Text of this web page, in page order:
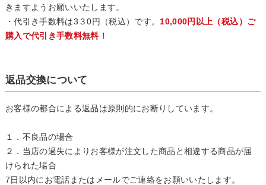
きますようお願いいたします。
・代引き手数料は3３0円（税込）です。 10,000円以上（税込）ご
購入で代引き手数料無料！
返品交換について
お客様の都合による返品は原則的にお断りしています。
１．不良品の場合
２．当店の過失によりお客様が注文した商品と相違する商品が届
けられた場合
7日以内にお電話またはメールでご連絡をお願いいたします。